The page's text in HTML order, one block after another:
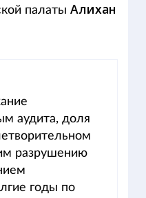
палаты Алихан
аудита, доля
разрушению
годы по